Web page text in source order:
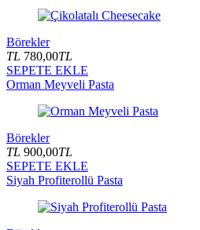
Börekler
TL 780,00TL
SEPETE EKLE
Orman Meyveli Pasta
Börekler
TL 900,00TL
SEPETE EKLE
Siyah Profiterollü Pasta